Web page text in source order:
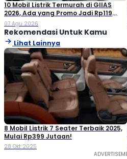
10 Mobil Listrik Termurah di GIIAS
2026, Ada yang Promo Jadi Rp119
Jutaan!
07 Agu 2026
Rekomendasi Untuk Kamu
Lihat Lainnya
8 Mobil Listrik 7 Seater Terbaik 2025,
Mulai Rp399 Jutaan!
28 Okt 2025